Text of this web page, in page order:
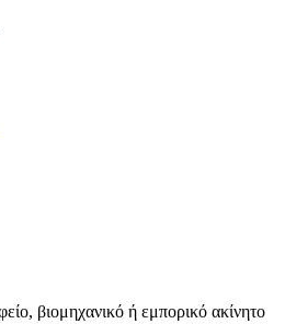
βιομηχανικό ή εμπορικό ακίνητο